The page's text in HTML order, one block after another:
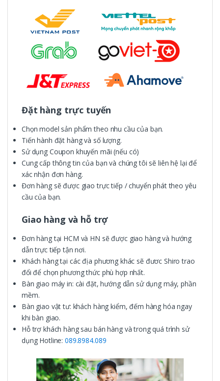
Đặt hàng trực tuyến
Chọn model sản phẩm theo nhu cầu của bạn.
Tiến hành đặt hàng và số lượng.
Sử dụng Coupon khuyến mãi (nếu có)
Cung cấp thông tin của bạn và chúng tôi sẽ liên hệ lại để
xác nhận đơn hàng.
Đơn hàng sẽ được giao trực tiếp / chuyển phát theo yêu
cầu của bạn.
Giao hàng và hỗ trợ
Đơn hàng tại HCM và HN sẽ được giao hàng và hướng
dẫn trực tiếp tận nơi.
Khách hàng tại các địa phương khác sẽ đươc Shiro trao
đổi để chọn phương thức phù hợp nhất.
Bàn giao máy in: cài đặt, hướng dẫn sử dụng máy, phần
mềm.
Bàn giao vật tư: khách hàng kiểm, đếm hàng hóa ngay
khi bàn giao.
Hỗ trợ khách hàng sau bán hàng và trong quá trình sử
dụng Hotline:089.8984.089